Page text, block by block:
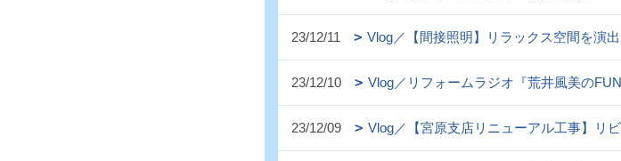
23/12/11 Vlog／【間接照明】リラックス空間を演
23/12/10 Vlog／リフォームラジオ『荒井風美の
23/12/09 Vlog／【宮原支店リニューアル工事】リ